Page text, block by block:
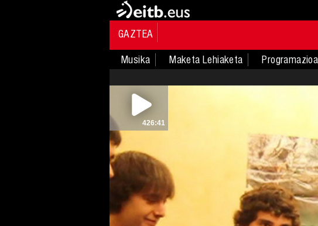
GAZTEA
Musika
Maketa Lehiaketa Programazioa
426:41